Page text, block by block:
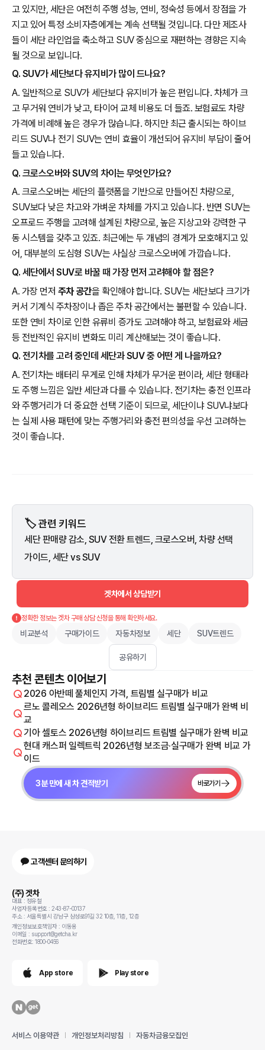
고 있지만, 세단은 여전히 주행 성능, 연비, 정숙성 등에서 장점을 가
지고 있어 특정 소비자층에게는 계속 선택될 것입니다. 다만 제조사
들이 세단 라인업을 축소하고 SUV 중심으로 재편하는 경향은 지속
될 것으로 보입니다.
Q. SUV가 세단보다 유지비가 많이 드나요?
A. 일반적으로 SUV가 세단보다 유지비가 높은 편입니다. 차체가 크
고 무거워 연비가 낮고, 타이어 교체 비용도 더 들죠. 보험료도 차량
가격에 비례해 높은 경우가 많습니다. 하지만 최근 출시되는 하이브
리드 SUV나 전기 SUV는 연비 효율이 개선되어 유지비 부담이 줄어
들고 있습니다.
Q. 크로스오버와 SUV의 차이는 무엇인가요?
A. 크로스오버는 세단의 플랫폼을 기반으로 만들어진 차량으로,
SUV보다 낮은 차고와 가벼운 차체를 가지고 있습니다. 반면 SUV는
오프로드 주행을 고려해 설계된 차량으로, 높은 지상고와 강력한 구
동 시스템을 갖추고 있죠. 최근에는 두 개념의 경계가 모호해지고 있
어, 대부분의 도심형 SUV는 사실상 크로스오버에 가깝습니다.
Q. 세단에서 SUV로 바꿀 때 가장 먼저 고려해야 할 점은?
A. 가장 먼저 주차 공간을 확인해야 합니다. SUV는 세단보다 크기가
커서 기계식 주차장이나 좁은 주차 공간에서는 불편할 수 있습니다.
또한 연비 차이로 인한 유류비 증가도 고려해야 하고, 보험료와 세금
등 전반적인 유지비 변화도 미리 계산해보는 것이 좋습니다.
Q. 전기차를 고려 중인데 세단과 SUV 중 어떤 게 나을까요?
A. 전기차는 배터리 무게로 인해 차체가 무거운 편이라, 세단 형태라
도 주행 느낌은 일반 세단과 다를 수 있습니다. 전기차는 충전 인프라
와 주행거리가 더 중요한 선택 기준이 되므로, 세단이냐 SUV냐보다
는 실제 사용 패턴에 맞는 주행거리와 충전 편의성을 우선 고려하는
것이 좋습니다.
🏷️ 관련 키워드
세단 판매량 감소, SUV 전환 트렌드, 크로스오버, 차량 선택
가이드, 세단 vs SUV
겟차에서 상담받기
정확한 정보는 겟차 구매 상담 신청을 통해 확인하세요.
비교분석 구매가이드 자동차정보 세단 SUV트렌드
공유하기
추천 콘텐츠 이어보기
2026 아반떼 풀체인지 가격, 트림별 실구매가 비교
르노 콜레오스 2026년형 하이브리드 트림별 실구매가 완벽 비
교
기아 셀토스 2026년형 하이브리드 트림별 실구매가 완벽 비교
현대 캐스퍼 일렉트릭 2026년형 보조금·실구매가 완벽 비교 가
이드
3분 만에 새 차 견적받기 바로가기
고객센터 문의하기
(주) 겟차
대표 : 정유철
사업자등록번호 : 243-87-00137
주소 : 서울특별시 강남구 삼성로91길 32 10층, 11층, 12층
개인정보보호책임자 : 이동용
이메일 : support@getcha.kr
전화번호: 1800-0456
App store Play store
서비스 이용약관 개인정보처리방침 자동차금융모집인